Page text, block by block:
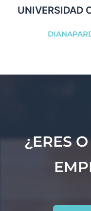
UNIVERSIDAD
¿ERES